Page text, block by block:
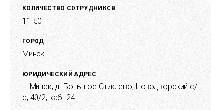
КОЛИЧЕСТВО СОТРУДНИКОВ
11-50
ГОРОД
Минск
ЮРИДИЧЕСКИЙ АДРЕС
г. Минск, д. Большое Стиклево, Новодворский с/
с, 40/2, каб. 24